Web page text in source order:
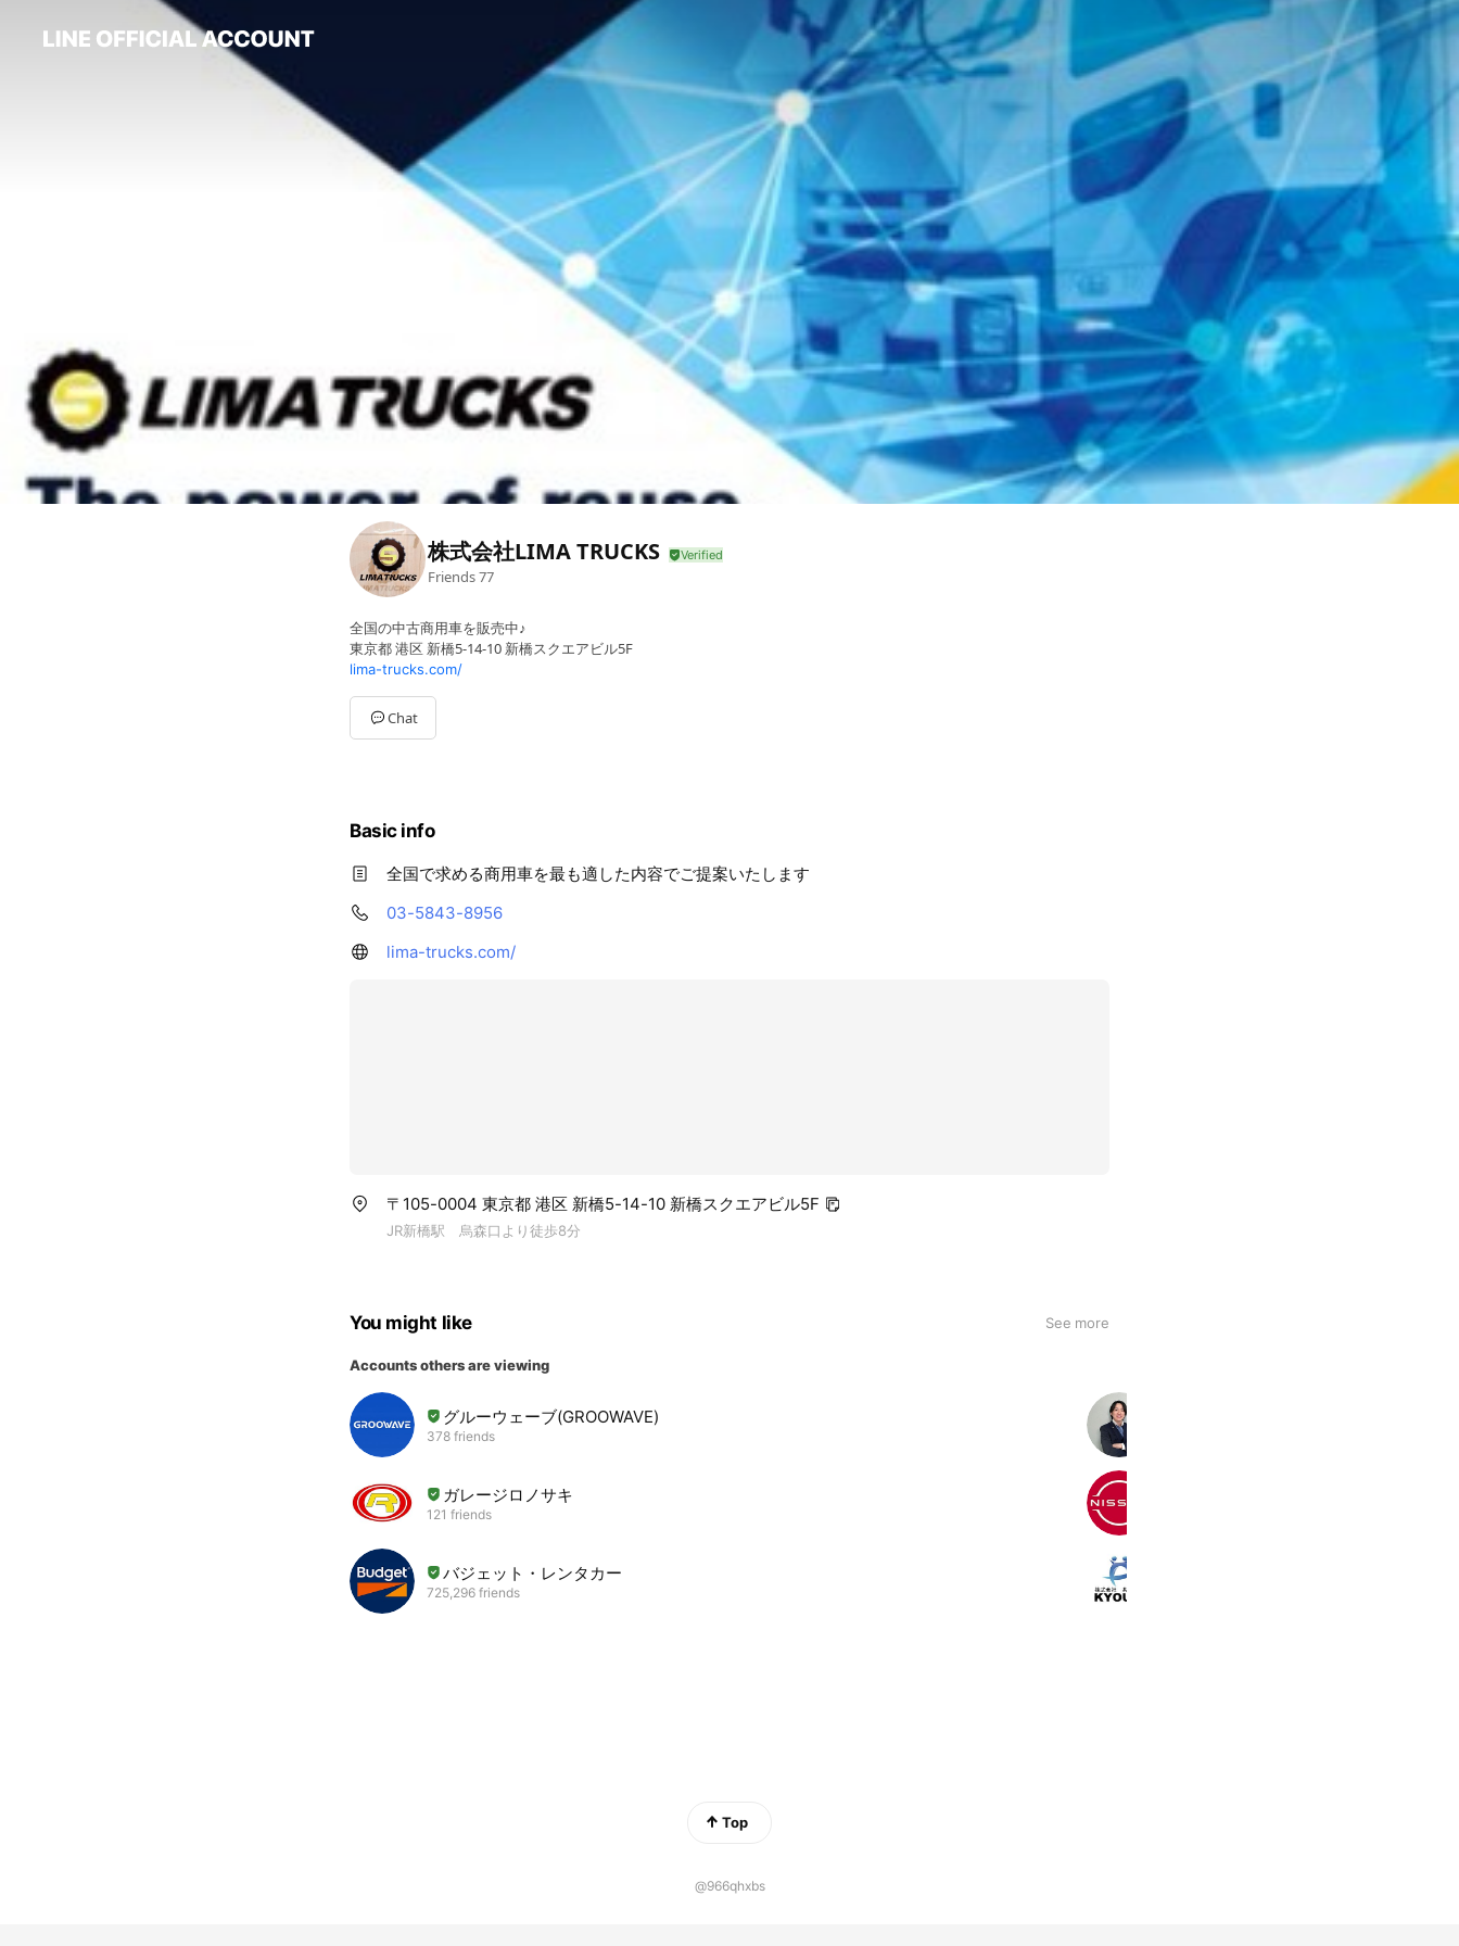
株式会社LIMA TRUCKS
Friends77
全国の中古商用車を販売中♪
東京都 港区 新橋5-14-10 新橋スクエアビル5F
lima-trucks.com/
Chat
Basic info
全国で求める商用車を最も適した内容でご提案いたします
03-5843-8956
lima-trucks.com/
〒105-0004 東京都 港区 新橋5-14-10 新橋スクエアビル5F
JR新橋駅 烏森口より徒歩8分
You might like See more
Accounts others are viewing
グルーウェーブ(GROOWAVE)
378 friends
ガレージロノサキ
121 friends
バジェット・レンタカー
725,296 friends
Top
@966qhxbs